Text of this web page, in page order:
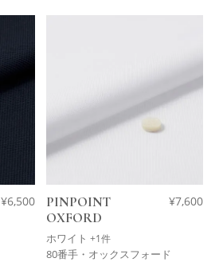
¥6,500
PINPOINT
OXFORD
ホワイト +1件
¥7,600
80番手・オックスフォード